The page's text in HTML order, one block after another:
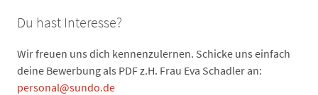
Du hast Interesse?
Wir freuen uns dich kennenzulernen. Schicke uns einfach
deine Bewerbung als PDF z.H. Frau Eva Schadler an:
personal@sundo.de